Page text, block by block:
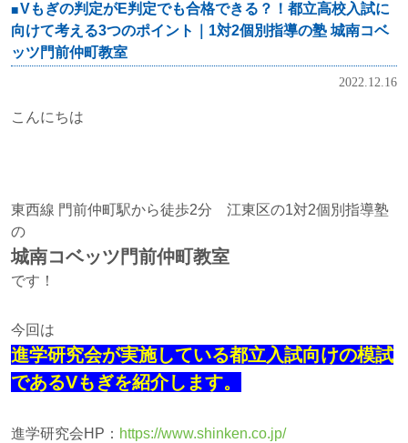
Vもぎの判定がE判定でも合格できる？！都立高校入試に
向けて考える3つのポイント｜1対2個別指導の塾 城南コベ
ッツ門前仲町教室
2022.12.16
こんにちは
東西線 門前仲町駅から徒歩2分 江東区の1対2個別指導塾
の
城南コベッツ門前仲町教室
です！
今回は
進学研究会が実施している都立入試向けの模試
であるVもぎを紹介します。
進学研究会HP： https://www.shinken.co.jp/